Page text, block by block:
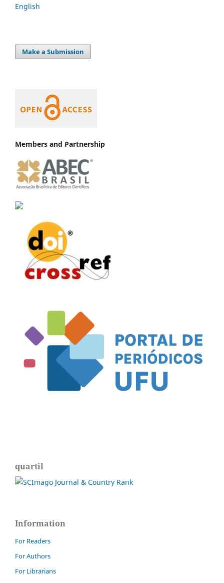
English
Make a Submission
Members and Partnership
quartil
Information
For Readers
For Authors
For Librarians